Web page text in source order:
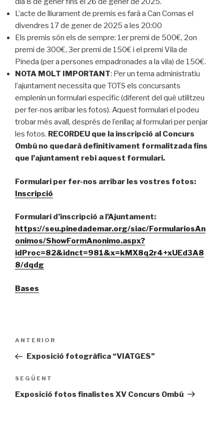
L’acte de lliurament de premis es farà a Can Comas el
divendres 17 de gener de 2025 a les 20:00
Els premis són els de sempre: 1er premi de 500€, 2on
premi de 300€, 3er premi de 150€ i el premi Vila de
Pineda (per a persones empadronades a la vila) de 150€.
NOTA MOLT IMPORTANT: Per un tema administratiu
l’ajuntament necessita que TOTS els concursants
emplenin un formulari específic (diferent del què utilitzeu
per fer-nos arribar les fotos). Aquest formulari el podeu
trobar més avall, després de l’enllaç al formulari per penjar
les fotos. RECORDEU que la inscripció al Concurs
Ombú no quedarà definitivament formalitzada fins
que l’ajuntament rebi aquest formulari.
Formulari per fer-nos arribar les vostres fotos:
Inscripció
Formulari d’inscripció a l’Ajuntament:
https://seu.pinedademar.org/siac/FormulariosAn
onimos/ShowFormAnonimo.aspx?
idProc=82&idnct=981&x=kMX8q2r4+xUEd3A8
8/dqdg
Bases
Entrada
prèvia
ANTERIOR
Exposició fotogràfica “VIATGES”
Entrada
següent
SEGÜENT
Exposició fotos finalistes XV Concurs Ombú